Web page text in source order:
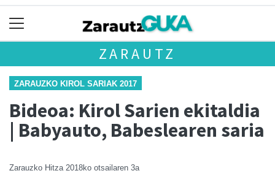
ZARAUTZ
ZARAUZKO KIROL SARIAK 2017
Bideoa: Kirol Sarien ekitaldia
| Babyauto, Babeslearen saria
Zarauzko Hitza 2018ko otsailaren 3a